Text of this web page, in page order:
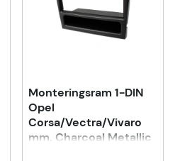
Monteringsram 1-DIN
Opel
Corsa/Vectra/Vivaro
mm. Charcoal Metallic